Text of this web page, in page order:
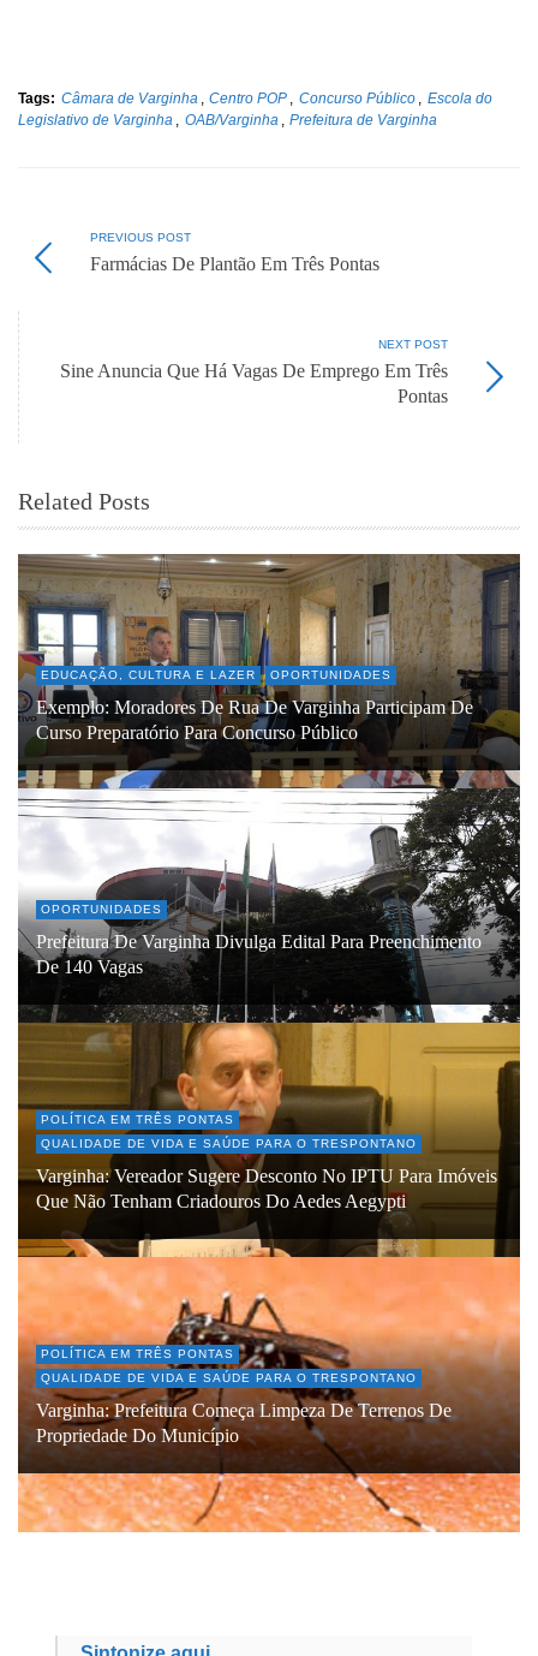
Tags: Câmara de Varginha Centro POP Concurso Público
Escola do
Legislativo de Varginha
OAB/Varginha Prefeitura de Varginha
PREVIOUS POST
Farmácias De Plantão Em Três Pontas
NEXT POST
Sine Anuncia Que Há Vagas De Emprego Em Três
Pontas
Related Posts
EDUCAÇÃO, CULTURA E LAZER OPORTUNIDADES
Exemplo: Moradores De Rua De Varginha Participam De
Curso Preparatório Para Concurso Público
OPORTUNIDADES
Prefeitura De Varginha Divulga Edital Para Preenchimento
De 140 Vagas
POLÍTICA EM TRÊS PONTAS
QUALIDADE DE VIDA E SAÚDE PARA O TRESPONTANO
Varginha: Vereador Sugere Desconto No IPTU Para Imóveis
Que Não Tenham Criadouros Do Aedes Aegypti
POLÍTICA EM TRÊS PONTAS
QUALIDADE DE VIDA E SAÚDE PARA O TRESPONTANO
Varginha: Prefeitura Começa Limpeza De Terrenos De
Propriedade Do Município